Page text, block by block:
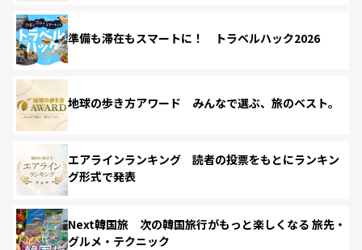
準備も滞在もスマートに！ トラベルハック2026
地球の歩き方アワード みんなで選ぶ、旅のベスト。
エアラインランキング 読者の投票をもとにランキン
グ形式で発表
Next韓国旅 次の韓国旅行がもっと楽しくなる 旅先・
グルメ・テクニック